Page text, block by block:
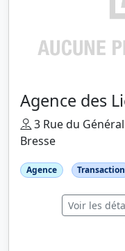
Agence des
3 Rue du
Bresse
Agence Transaction
Voir les